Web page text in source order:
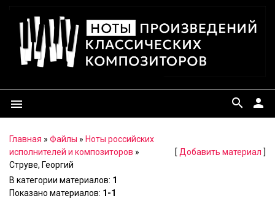
menu person
search
Главная » Файлы » Ноты российских
исполнителей и композиторов »
Струве, Георгий
[ Добавить материал ]
В категории материалов: 1
Показано материалов: 1-1